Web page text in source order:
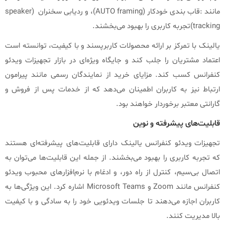
مانند :قاب بندی خودکار (AUTO framing)، و ردیابی سخنران (speaker
tracking)تجربه کاربری را بهبود می‌بخشند.
یالینک با تمرکز بر ارائه محصولات کاربرپسند و با کیفیت، توانسته است
اعتماد مشتریان را جلب کند و جایگاه ویژه‌ای در بازار تجهیزات ویدئو
کنفرانس کسب کند. مزایای خرید از نمایندگان رسمی مانند پیرامون
ارتباط نیز به کاربران اطمینان می‌دهد که از خدمات پس از فروش و
گارانتی معتبر برخوردار خواهند بود.
قابلیت‌های پیشرفته و نوین
تجهیزات ویدئو کنفرانس یالینک دارای قابلیت‌های پیشرفته‌ای هستند
که تجربه کاربری را بهبود می‌بخشند. از جمله این قابلیت‌ها می‌توان به
اتصال بی‌سیم، کنترل از راه دور، و ادغام با نرم‌افزارهای محبوب ویدئو
کنفرانس مانند Zoom و Microsoft Teams اشاره کرد. این ویژگی‌ها به
کاربران اجازه می‌دهند تا جلسات ویدئویی خود را به سادگی و با کیفیت
بالا مدیریت کنند.